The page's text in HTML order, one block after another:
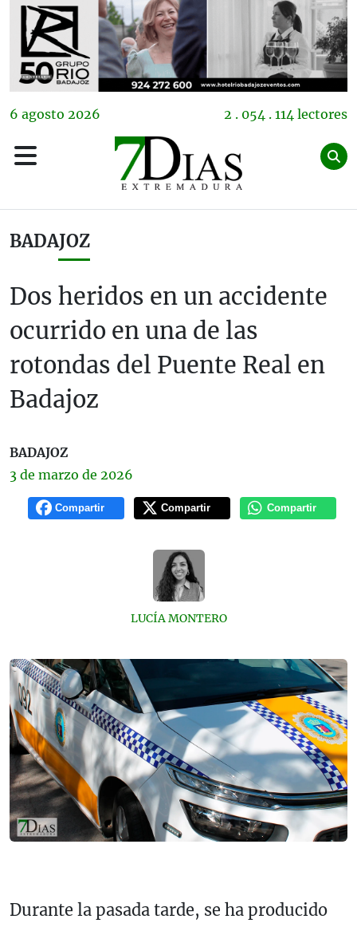
6 agosto 2026 2 . 054 . 114 lectores
BADAJOZ
Dos heridos en un accidente
ocurrido en una de las
rotondas del Puente Real en
Badajoz
BADAJOZ
3 de marzo de 2026
Compartir Compartir Compartir
LUCÍA MONTERO
Durante la pasada tarde, se ha producido